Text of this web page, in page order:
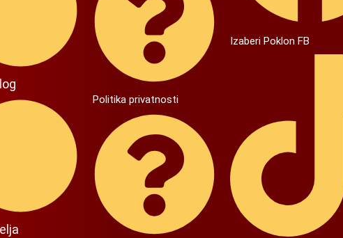
Politika privatnosti
Izaberi Poklon FB